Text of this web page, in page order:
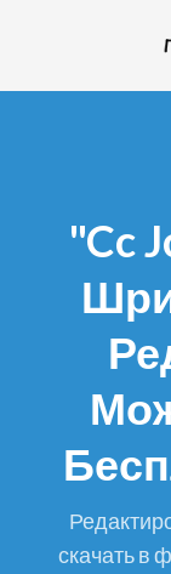
"cc
редактировать cc jcb иконку из шрифта и
скачать в